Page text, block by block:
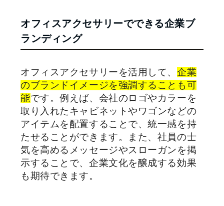
オフィスアクセサリーでできる企業ブ
ランディング
オフィスアクセサリーを活用して、企業
のブランドイメージを強調することも可
能です。例えば、会社のロゴやカラーを
取り入れたキャビネットやワゴンなどの
アイテムを配置することで、統一感を持
たせることができます。また、社員の士
気を高めるメッセージやスローガンを掲
示することで、企業文化を醸成する効果
も期待できます。